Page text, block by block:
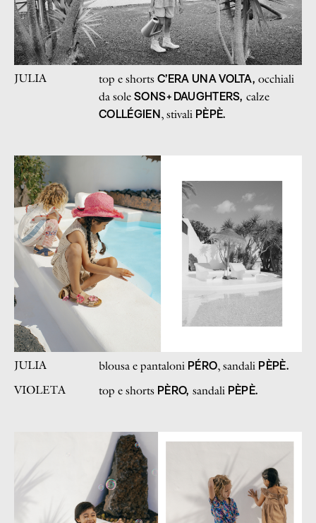
JULIA top e shorts C’ERA UNA VOLTA, occhiali
da sole SONS+DAUGHTERS, calze
COLLÉGIEN, stivali PÈPÈ.
JULIA blousa e pantaloni PÉRO, sandali PÈPÈ.
VIOLETA top e shorts PÈRO, sandali PÈPÈ.